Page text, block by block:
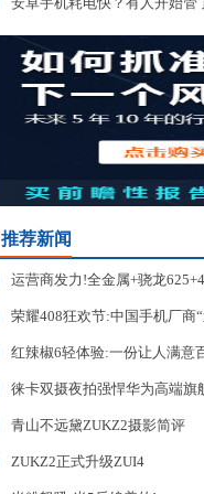
推荐新闻
运营商发力!全金属+骁龙
荣耀408狂欢节:中国手机厂商
红辣椒6轻体验:一份让人满意
徕卡双摄夜拍强悍华为高端旗
青山不远黛ZUKZ2摄影简评
ZUKZ2正式升级ZUI4